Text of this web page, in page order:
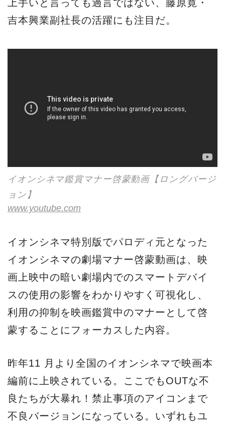
上手いと言っても過言ではない、藤原寛・
吉本興業副社長の活躍にも注目だ。
イオンシネマ鑑賞マナー啓蒙動画【ロングバージ
ョン】
www.youtube.com
イオンシネマ特別版でパロディ元となった
イオンシネマの劇場マナー啓蒙動画は、映
画上映中の暗い劇場内でのスマートデバイ
スの使用の影響をわかりやすく可視化し、
利用の抑制を映画鑑賞中のマナーとして啓
蒙することにフォーカスした内容。
昨年11 月より全国のイオンシネマで映画本
編前に上映されている。ここでもOUTな不
良たちが大暴れ！禁止事項のアイコンまで
不良バージョンになっている。いずれもユ